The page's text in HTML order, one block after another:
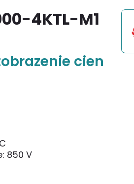
4KTL-M1
cien
850 V